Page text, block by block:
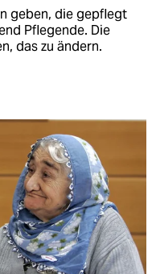
geben, die gepflegt
Pflegende. Die
das zu ändern.